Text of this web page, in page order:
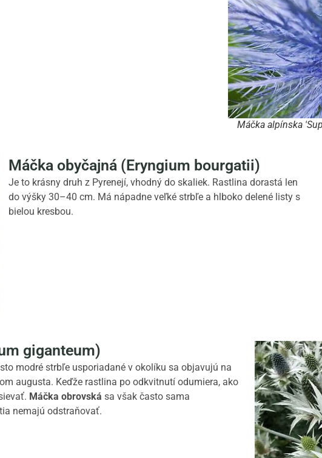
Máčka alpínska
Máčka obyčajná (Eryngium bourgatii)
Je to krásny druh z Pyrenejí, vhodný do skaliek. Rastlina dorastá len
do výšky 30–40 cm. Má nápadne veľké strbľe a hlboko delené listy s
bielou kresbou.
giganteum)
modré strbľe usporiadané v okolíku sa objavujú na
augusta. Keďže rastlina po odkvitnutí odumiera, ako
Máčka obrovská sa však často sama
nemajú odstraňovať.